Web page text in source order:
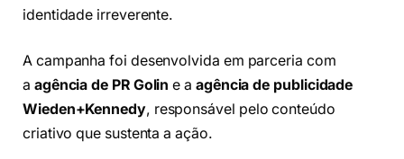
identidade irreverente.
A campanha foi desenvolvida em parceria com
a agência de PR Golin e a agência de publicidade
Wieden+Kennedy, responsável pelo conteúdo
criativo que sustenta a ação.